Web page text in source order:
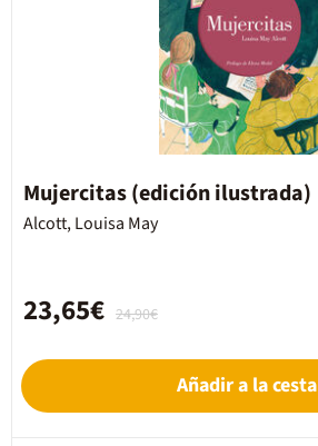
Mujercitas (edición ilustrada)
Alcott, Louisa May
24,90€
23,65€
Añadir a la cesta